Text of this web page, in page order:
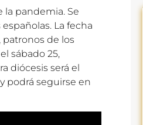
la pandemia. Se
españolas. La fecha
patronos de los
sábado 25,
diócesis será el
podrá seguirse en